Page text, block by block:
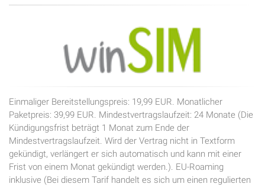
Einmaliger Bereitstellungspreis: 19,99 EUR. Monatlicher
Paketpreis: 39,99 EUR. Mindestvertragslaufzeit: 24 Monate (Die
Kündigungsfrist beträgt 1 Monat zum Ende der
Mindestvertragslaufzeit. Wird der Vertrag nicht in Textform
gekündigt, verlängert er sich automatisch und kann mit einer
Frist von einem Monat gekündigt werden.). EU-Roaming
inklusive (Bei diesem Tarif handelt es sich um einen regulierten